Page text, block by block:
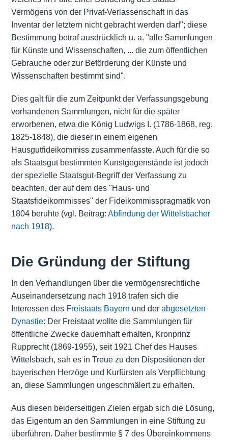
Vermögens von der Privat-Verlassenschaft in das
Inventar der letztern nicht gebracht werden darf"; diese
Bestimmung betraf ausdrücklich u. a. "alle Sammlungen
für Künste und Wissenschaften, ... die zum öffentlichen
Gebrauche oder zur Beförderung der Künste und
Wissenschaften bestimmt sind".
Dies galt für die zum Zeitpunkt der Verfassungsgebung
vorhandenen Sammlungen, nicht für die später
erworbenen, etwa die König Ludwigs I. (1786-1868, reg.
1825-1848), die dieser in einem eigenen
Hausgutfideikommiss zusammenfasste. Auch für die so
als Staatsgut bestimmten Kunstgegenstände ist jedoch
der spezielle Staatsgut-Begriff der Verfassung zu
beachten, der auf dem des "Haus- und
Staatsfideikommisses" der Fideikommisspragmatik von
1804 beruhte (vgl. Beitrag: Abfindung der Wittelsbacher
nach 1918).
Die Gründung der Stiftung
In den Verhandlungen über die vermögensrechtliche
Auseinandersetzung nach 1918 trafen sich die
Interessen des Freistaats Bayern und der abgesetzten
Dynastie: Der Freistaat wollte die Sammlungen für
öffentliche Zwecke dauernhaft erhalten, Kronprinz
Rupprecht (1869-1955), seit 1921 Chef des Hauses
Wittelsbach, sah es in Treue zu den Dispositionen der
bayerischen Herzöge und Kurfürsten als Verpflichtung
an, diese Sammlungen ungeschmälert zu erhalten.
Aus diesen beiderseitigen Zielen ergab sich die Lösung,
das Eigentum an den Sammlungen in eine Stiftung zu
überführen. Daher bestimmte § 7 des Übereinkommens